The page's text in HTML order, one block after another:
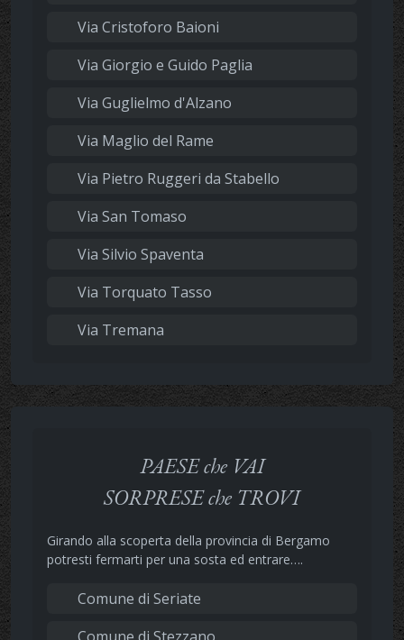
Via Cristoforo Baioni
Via Giorgio e Guido Paglia
Via Guglielmo d'Alzano
Via Maglio del Rame
Via Pietro Ruggeri da Stabello
Via San Tomaso
Via Silvio Spaventa
Via Torquato Tasso
Via Tremana
PAESE che VAI
SORPRESE che TROVI
Girando alla scoperta della provincia di Bergamo
potresti fermarti per una sosta ed entrare….
Comune di Seriate